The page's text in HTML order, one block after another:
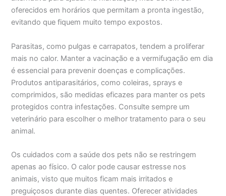
oferecidos em horários que permitam a pronta ingestão,
evitando que fiquem muito tempo expostos.
Parasitas, como pulgas e carrapatos, tendem a proliferar
mais no calor. Manter a vacinação e a vermifugação em dia
é essencial para prevenir doenças e complicações.
Produtos antiparasitários, como coleiras, sprays e
comprimidos, são medidas eficazes para manter os pets
protegidos contra infestações. Consulte sempre um
veterinário para escolher o melhor tratamento para o seu
animal.
Os cuidados com a saúde dos pets não se restringem
apenas ao físico. O calor pode causar estresse nos
animais, visto que muitos ficam mais irritados e
preguiçosos durante dias quentes. Oferecer atividades